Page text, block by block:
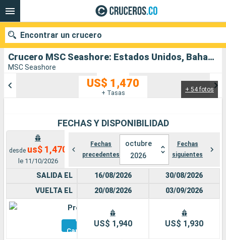
Crucero MSC Seashore: Estados Unidos, Bahamas salida desde Puerto Canaveral
MSC Seashore
+ 54 fotos
US$ 1,470
+ Tasas
FECHAS Y DISPONIBILIDAD
desde us$ 1,470
le 11/10/2026
Fechas
precedentes
octubre
2026
Fechas
siguientes
SALIDA EL
VUELTA EL
Premium
Otros
Camarotes
16/08/2026
20/08/2026
US$ 1,940
30/08/2026
03/09/2026
US$ 1,930
Encontrar un crucero
Puertos Compañías
Buscar